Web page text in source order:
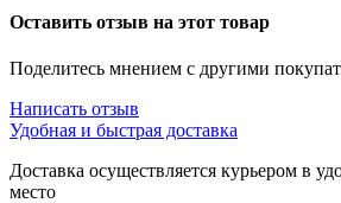
Оставить отзыв на этот товар
Поделитесь мнением с другими
Написать отзыв
Удобная и быстрая доставка
Доставка осуществляется курьером в
место